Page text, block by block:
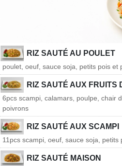
RIZ SAUTÉ AU POULET
poulet, oeuf, sauce soja, petits pois et
RIZ SAUTÉ AUX FRUITS
6pcs scampi, calamars, poulpe, chair
poivrons
RIZ SAUTÉ AUX SCAMPI
11pcs scampi, oeuf, sauce soja, petits
RIZ SAUTÉ MAISON